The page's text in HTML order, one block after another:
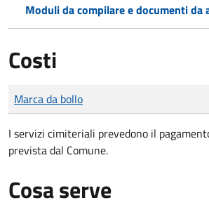
Moduli da compilare e documenti da
Costi
Tipo di pagamento
Importo
Marca da bollo
I servizi cimiteriali prevedono il
prevista dal Comune.
Cosa serve